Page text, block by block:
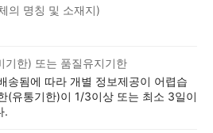
의 명칭 및 소재지)
기한) 또는 품질유지기한
송됨에 따라 개별 정보제공이 어렵습
(유통기한)이 1/3이상 또는 최소 3일이
.